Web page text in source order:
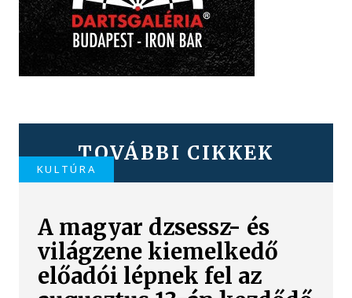
TOVÁBBI CIKKEK
KULTÚRA
A magyar dzsessz- és
világzene kiemelkedő
előadói lépnek fel az